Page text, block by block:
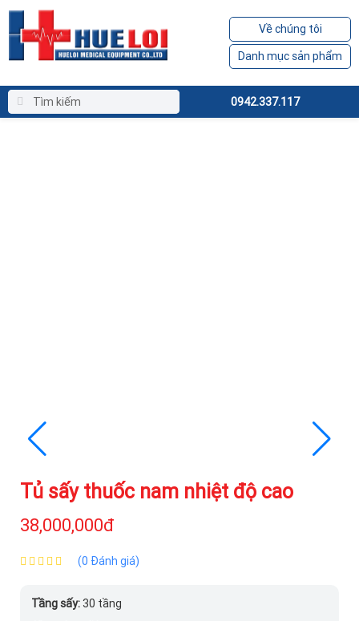
Về chúng tôi
Danh mục sản phẩm
0942.337.117
Tủ sấy thuốc nam nhiệt độ cao
38,000,000đ
(0 Đánh giá)
Tầng sấy: 30 tầng